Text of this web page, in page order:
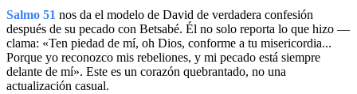
Salmo 51 nos da el modelo de David de verdadera confesión
después de su pecado con Betsabé. Él no solo reporta lo que hizo —
clama: «Ten piedad de mí, oh Dios, conforme a tu misericordia...
Porque yo reconozco mis rebeliones, y mi pecado está siempre
delante de mí». Este es un corazón quebrantado, no una
actualización casual.